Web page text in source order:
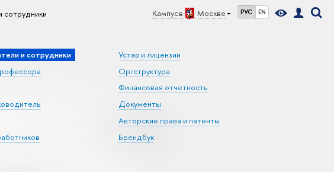
Кампус в Москве РУС EN
сотрудники
и сотрудники
Устав и лицензии
Оргструктура
Финансовая отчетность
Документы
Авторские права и патенты
Брендбук